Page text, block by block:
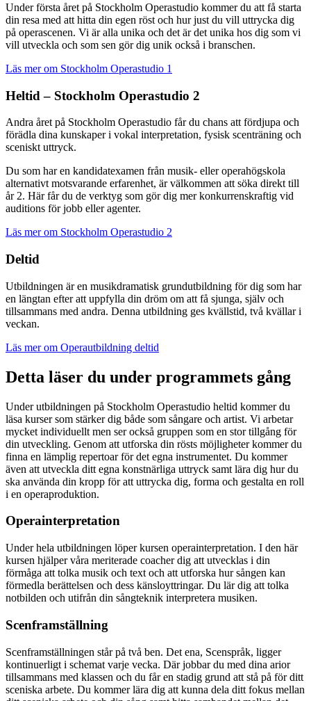
Under första året på Stockholm Operastudio kommer du att få starta
din resa med att hitta din egen röst och hur just du vill uttrycka dig
på operascenen. Vi är alla unika och det är det unika hos dig som vi
vill utveckla och som sen gör dig unik också i branschen.
Läs mer om Stockholm Operastudio 1
Heltid – Stockholm Operastudio 2
Andra året på Stockholm Operastudio får du chans att fördjupa och
förädla dina kunskaper i vokal interpretation, fysisk scenträning och
sceniskt uttryck.
Du som har en kandidatexamen från musik- eller operahögskola
alternativt motsvarande erfarenhet, är välkommen att söka direkt till
år 2. Här får du de verktyg som gör dig mer konkurrenskraftig vid
auditions för jobb eller agenter.
Läs mer om Stockholm Operastudio 2
Deltid
Utbildningen är en musikdramatisk grundutbildning för dig som har
en längtan efter att uppfylla din dröm om att få sjunga, själv och
tillsammans med andra. Denna utbildning ges kvällstid, två kvällar i
veckan.
Läs mer om Operautbildning deltid
Detta läser du under programmets gång
Under utbildningen på Stockholm Operastudio heltid kommer du
läsa kurser som stärker dig både som sångare och artist. Vi arbetar
mycket individuellt men ser också gruppen som en stor tillgång för
din utveckling. Genom att utforska din rösts möjligheter kommer du
finna en lämplig repertoar för det egna instrumentet. Du kommer
även att utveckla ditt egna konstnärliga uttryck samt lära dig hur du
ska använda din kropp för att uttrycka dig, forma och gestalta en roll
i en operaproduktion.
Operainterpretation
Under hela utbildningen löper kursen operainterpretation. I den här
kursen hjälper våra meriterade coacher dig att utvecklas i din
förmåga att tolka musik och text och att utforska hur sången kan
förmedla berättelsen och dess känsloyttringar. Du lär dig att tolka
notbilden och utifrån din sångteknik interpretera musiken.
Scenframställning
Scenframställningen står på två ben. Det ena, Scenspråk, ligger
kontinuerligt i schemat varje vecka. Där jobbar du med dina arior
tillsammans med klassen och du får en stadig grund att stå på för ditt
sceniska arbete. Du kommer lära dig att kunna dela ditt fokus mellan